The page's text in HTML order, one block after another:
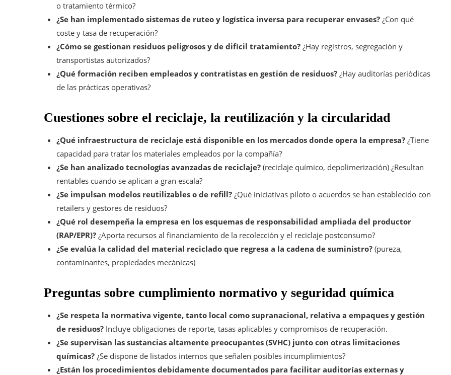
o tratamiento térmico?
¿Se han implementado sistemas de ruteo y logística inversa para recuperar envases? ¿Con qué
coste y tasa de recuperación?
¿Cómo se gestionan residuos peligrosos y de difícil tratamiento? ¿Hay registros, segregación y
transportistas autorizados?
¿Qué formación reciben empleados y contratistas en gestión de residuos? ¿Hay auditorías periódicas
de las prácticas operativas?
Cuestiones sobre el reciclaje, la reutilización y la circularidad
¿Qué infraestructura de reciclaje está disponible en los mercados donde opera la empresa? ¿Tiene
capacidad para tratar los materiales empleados por la compañía?
¿Se han analizado tecnologías avanzadas de reciclaje? (reciclaje químico, depolimerización) ¿Resultan
rentables cuando se aplican a gran escala?
¿Se impulsan modelos reutilizables o de refill? ¿Qué iniciativas piloto o acuerdos se han establecido con
retailers y gestores de residuos?
¿Qué rol desempeña la empresa en los esquemas de responsabilidad ampliada del productor
(RAP/EPR)? ¿Aporta recursos al financiamiento de la recolección y el reciclaje postconsumo?
¿Se evalúa la calidad del material reciclado que regresa a la cadena de suministro? (pureza,
contaminantes, propiedades mecánicas)
Preguntas sobre cumplimiento normativo y seguridad química
¿Se respeta la normativa vigente, tanto local como supranacional, relativa a empaques y gestión
de residuos? Incluye obligaciones de reporte, tasas aplicables y compromisos de recuperación.
¿Se supervisan las sustancias altamente preocupantes (SVHC) junto con otras limitaciones
químicas? ¿Se dispone de listados internos que señalen posibles incumplimientos?
¿Están los procedimientos debidamente documentados para facilitar auditorías externas y